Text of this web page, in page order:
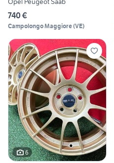
740 €
Campolongo Maggiore(VE)
6